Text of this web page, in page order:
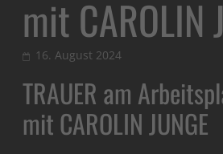
mit CAROLIN
16. August 2024
TRAUER am
mit CAROLIN JUNGE